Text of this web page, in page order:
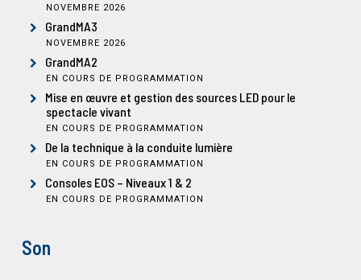
NOVEMBRE 2026
GrandMA3
NOVEMBRE 2026
GrandMA2
EN COURS DE PROGRAMMATION
Mise en œuvre et gestion des sources LED pour le
spectacle vivant
EN COURS DE PROGRAMMATION
De la technique à la conduite lumière
EN COURS DE PROGRAMMATION
Consoles EOS – Niveaux 1 & 2
EN COURS DE PROGRAMMATION
Son